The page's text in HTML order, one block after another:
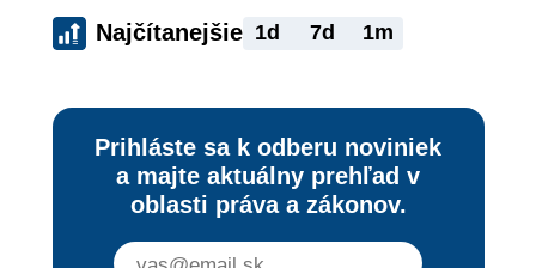
Najčítanejšie 1d 7d 1m
Prihláste sa k odberu noviniek
a majte aktuálny prehľad v
oblasti práva a zákonov.